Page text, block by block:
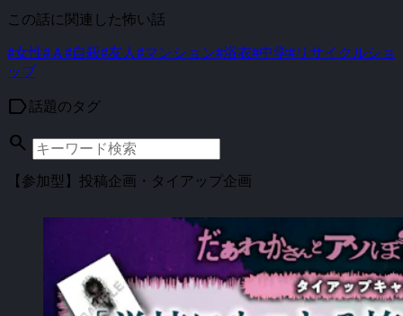
この話に関連した怖い話
#女性#Ａ #自殺#友人 #マンション#浴衣#中学#リサイクルショ
ップ
label話題のタグ
search
【参加型】投稿企画・タイアップ企画